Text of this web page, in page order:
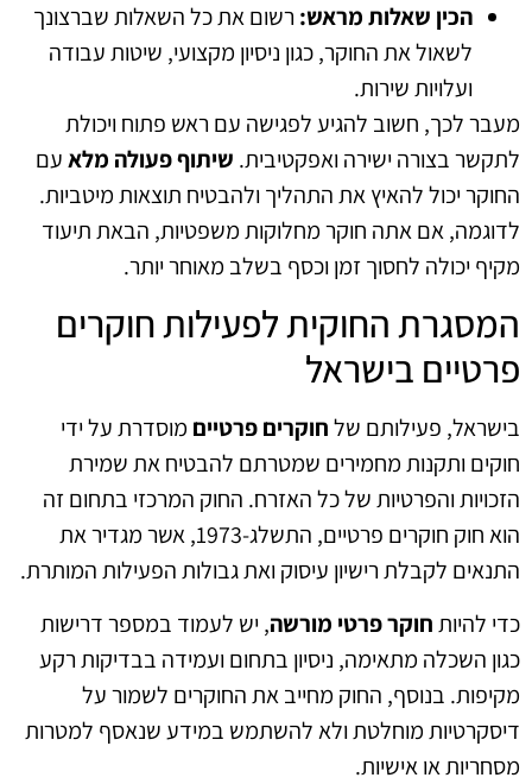
הכין שאלות מראש: רשום את כל השאלות שברצונך
לשאול את החוקר, כגון ניסיון מקצועי, שיטות עבודה
ועלויות שירות.
מעבר לכך, חשוב להגיע לפגישה עם ראש פתוח ויכולת
לתקשר בצורה ישירה ואפקטיבית. שיתוף פעולה מלאעם
החוקר יכול להאיץ את התהליך ולהבטיח תוצאות מיטביות.
לדוגמה, אם אתה חוקר מחלוקות משפטיות, הבאת תיעוד
מקיף יכולה לחסוך זמן וכסף בשלב מאוחר יותר.
המסגרת החוקית לפעילות חוקרים
פרטיים בישראל
בישראל, פעילותם שלחוקרים פרטיים מוסדרת על ידי
חוקים ותקנות מחמירים שמטרתם להבטיח את שמירת
הזכויות והפרטיות של כל האזרח. החוק המרכזי בתחום זה
הוא חוק חוקרים פרטיים, התשלג-1973, אשר מגדיר את
התנאים לקבלת רישיון עיסוק ואת גבולות הפעילות המותרת.
כדי להיותחוקר פרטי מורשה, יש לעמוד במספר דרישות
כגון השכלה מתאימה, ניסיון בתחום ועמידה בבדיקות רקע
מקיפות. בנוסף, החוק מחייב את החוקרים לשמור על
דיסקרטיות מוחלטת ולא להשתמש במידע שנאסף למטרות
מסחריות או אישיות.